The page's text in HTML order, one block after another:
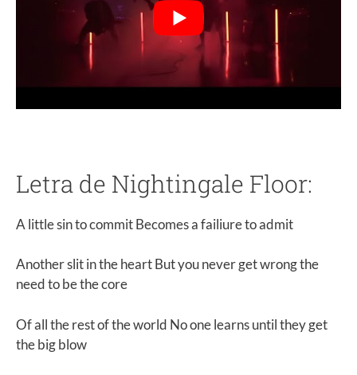
Letra de Nightingale Floor:
A little sin to commit Becomes a failiure to admit
Another slit in the heart But you never get wrong the
need to be the core
Of all the rest of the world No one learns until they get
the big blow